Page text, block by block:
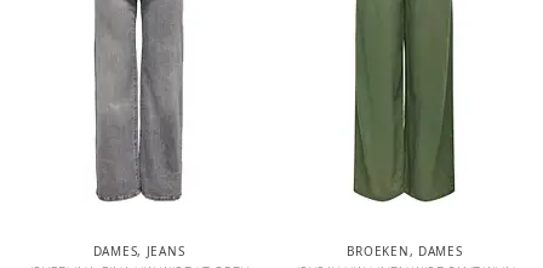
DAMES, JEANS BROEKEN, DAMES